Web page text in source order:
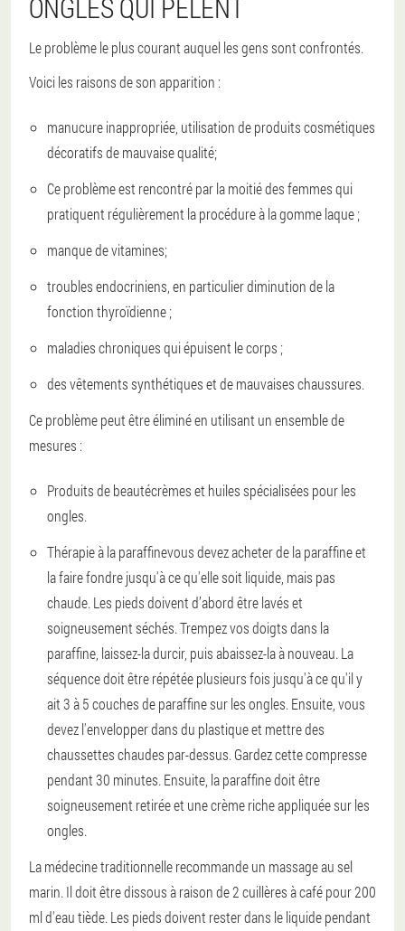
ONGLES QUI PÈLENT
Le problème le plus courant auquel les gens sont confrontés.
Voici les raisons de son apparition :
manucure inappropriée, utilisation de produits cosmétiques
décoratifs de mauvaise qualité;
Ce problème est rencontré par la moitié des femmes qui
pratiquent régulièrement la procédure à la gomme laque ;
manque de vitamines;
troubles endocriniens, en particulier diminution de la
fonction thyroïdienne ;
maladies chroniques qui épuisent le corps ;
des vêtements synthétiques et de mauvaises chaussures.
Ce problème peut être éliminé en utilisant un ensemble de
mesures :
Produits de beautécrèmes et huiles spécialisées pour les
ongles.
Thérapie à la paraffinevous devez acheter de la paraffine et
la faire fondre jusqu'à ce qu'elle soit liquide, mais pas
chaude. Les pieds doivent d’abord être lavés et
soigneusement séchés. Trempez vos doigts dans la
paraffine, laissez-la durcir, puis abaissez-la à nouveau. La
séquence doit être répétée plusieurs fois jusqu'à ce qu'il y
ait 3 à 5 couches de paraffine sur les ongles. Ensuite, vous
devez l'envelopper dans du plastique et mettre des
chaussettes chaudes par-dessus. Gardez cette compresse
pendant 30 minutes. Ensuite, la paraffine doit être
soigneusement retirée et une crème riche appliquée sur les
ongles.
La médecine traditionnelle recommande un massage au sel
marin. Il doit être dissous à raison de 2 cuillères à café pour 200
ml d'eau tiède. Les pieds doivent rester dans le liquide pendant